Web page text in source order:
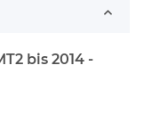
bis 2014 -